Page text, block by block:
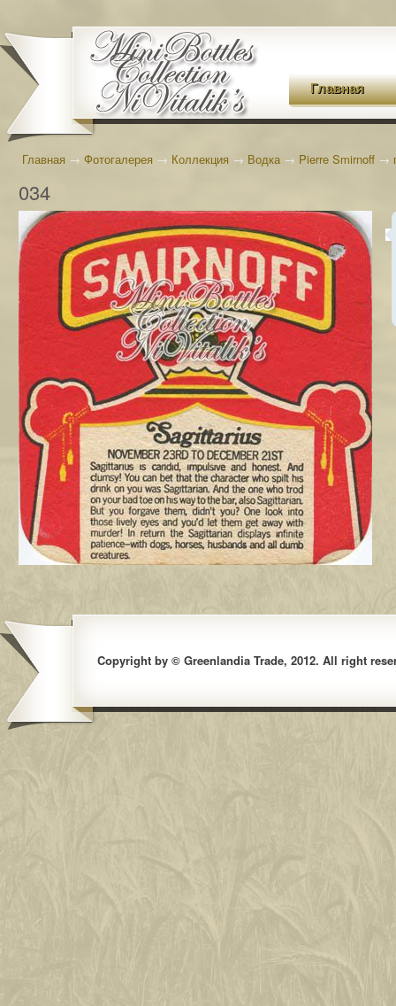
Главная
Главная → Фотогалерея → Коллекция → Водка→ Pierre Smirnoff →
034
Copyright by © Greenlandia Trade, 2012. All right